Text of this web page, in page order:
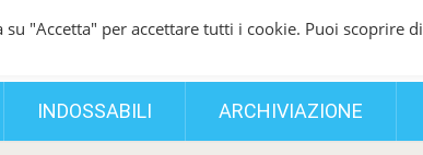
INDOSSABILI ARCHIVIAZIONE
"Accetta" per accettare tutti i cookie. Puoi scoprire di